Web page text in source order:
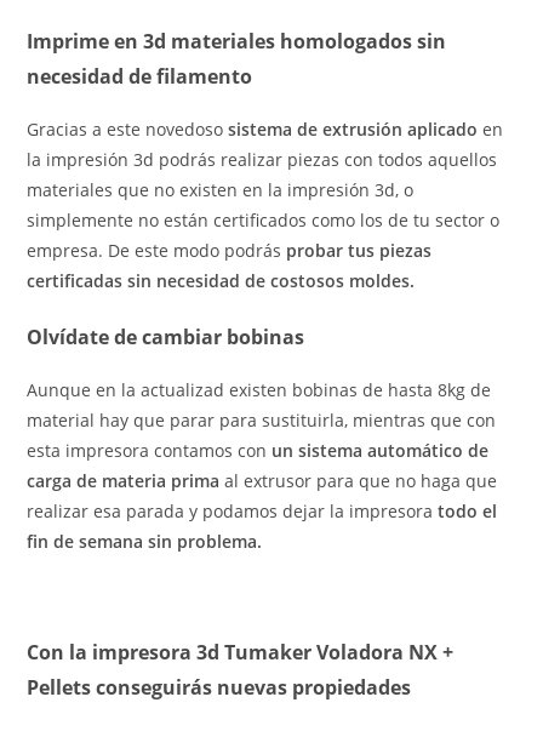
Imprime en 3d materiales homologados sin
necesidad de filamento
Gracias a este novedososistema de extrusión aplicado en
la impresión 3d podrás realizar piezas con todos aquellos
materiales que no existen en la impresión 3d, o
simplemente no están certificados como los de tu sector o
empresa. De este modo podrás probar tus piezas
certificadas sin necesidad de costosos moldes.
Olvídate de cambiar bobinas
Aunque en la actualizad existen bobinas de hasta 8kg de
material hay que parar para sustituirla, mientras que con
esta impresora contamos con un sistema automático de
carga de materia prima al extrusor para que no haga que
realizar esa parada y podamos dejar la impresoratodo el
fin de semana sin problema.
Con la impresora 3d Tumaker Voladora NX +
Pellets conseguirás nuevas propiedades